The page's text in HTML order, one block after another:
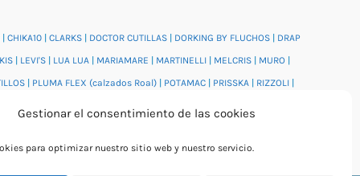
Gestionar el consentimiento de las cookies
para optimizar nuestro sitio web y nuestro servicio.
CHIKA10 CLARKS DOCTOR CUTILLAS DORKING BY FLUCHOS
DRAP
LEVI'S LUA LUA MARIAMARE MARTINELLI MELCRIS MURO
| PLUMA FLEX (calzados Roal)| POTAMAC| PRISSKA| RIZZOLI|